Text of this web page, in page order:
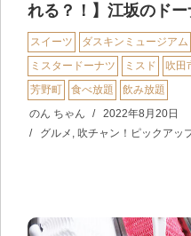
れる？！】江坂のド
スイーツ ダスキンミュージアム
ミスタードーナツ
ミスド 吹田
芳野町
食べ放題
飲み放題
のん ちゃん
2022年8月20日
グルメ 吹チャン！ピックアッ